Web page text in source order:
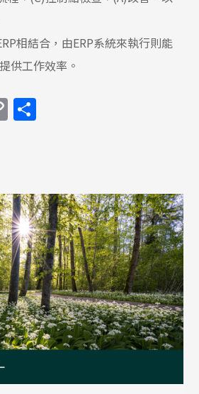
相結合，由ERP系統來執行則能
供工作效率。
Copy
Link